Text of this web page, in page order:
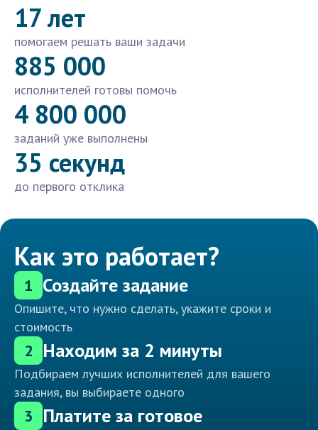
17 лет
помогаем решать ваши задачи
885 000
исполнителей готовы помочь
4 800 000
заданий уже выполнены
35 секунд
до первого отклика
Как это работает?
1 Создайте задание
Опишите, что нужно сделать, укажите сроки и
стоимость
2 Находим за 2 минуты
Подбираем лучших исполнителей для вашего
задания, вы выбираете одного
3 Платите за готовое